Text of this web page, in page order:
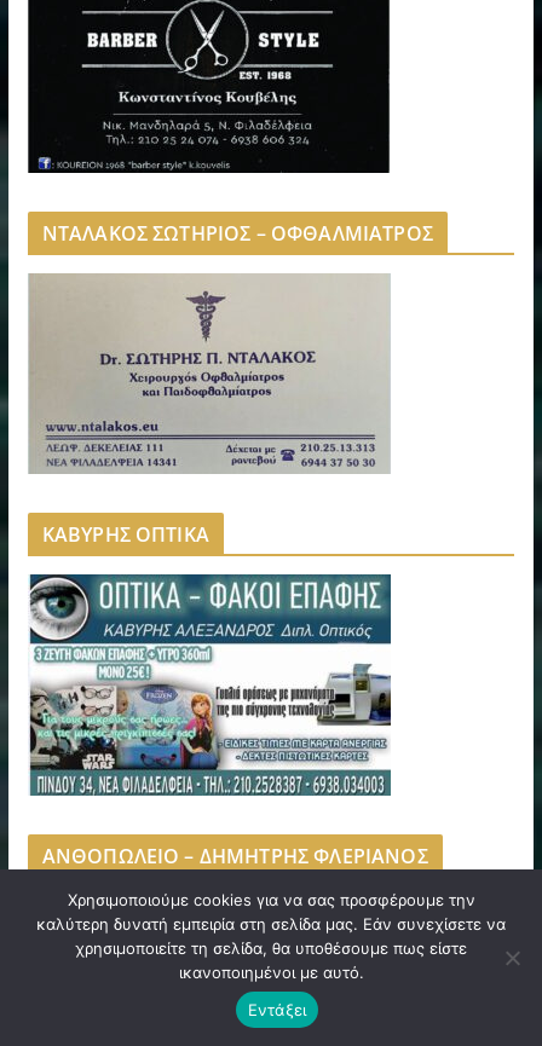
ΝΤΑΛΑΚΟΣ ΣΩΤΗΡΙΟΣ – ΟΦΘΑΛΜΙΑΤΡΟΣ
ΚΑΒΥΡΗΣ ΟΠΤΙΚΑ
ΑΝΘΟΠΩΛΕΙΟ – ΔΗΜΗΤΡΗΣ ΦΛΕΡΙΑΝΟΣ
Χρησιμοποιούμε cookies για να σας προσφέρουμε την
καλύτερη δυνατή εμπειρία στη σελίδα μας. Εάν συνεχίσετε να
χρησιμοποιείτε τη σελίδα, θα υποθέσουμε πως είστε
ικανοποιημένοι με αυτό.
Εντάξει